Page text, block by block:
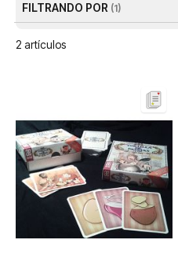
2 artículos
FILTRANDO POR